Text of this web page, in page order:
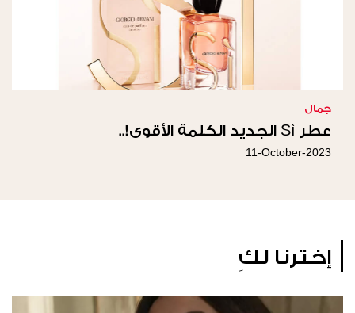
جمال
عطر Sì الجديد الكلمة الأقوى!..
11-October-2023
إخترنا لكِ